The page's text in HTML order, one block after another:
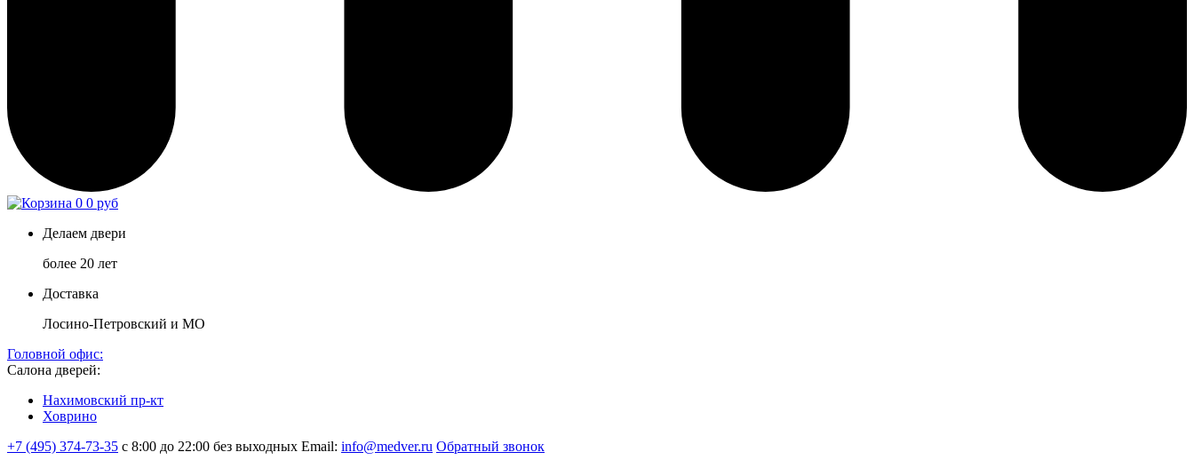
0 0 руб
Делаем двери
более 20 лет
Доставка
Лосино-Петровский и МО
Головной офис:
Салона дверей:
Нахимовский пр-кт
Ховрино
+7 (495) 374-73-35 с 8:00 до 22:00 без выходных Email: info@medver.ru Обратный звонок